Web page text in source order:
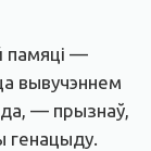
памяці —
вывучэннем
— прызнаў,
генацыду.